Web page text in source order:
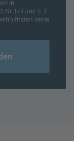
in
Nr. 1-3 und S. 2
finden keine